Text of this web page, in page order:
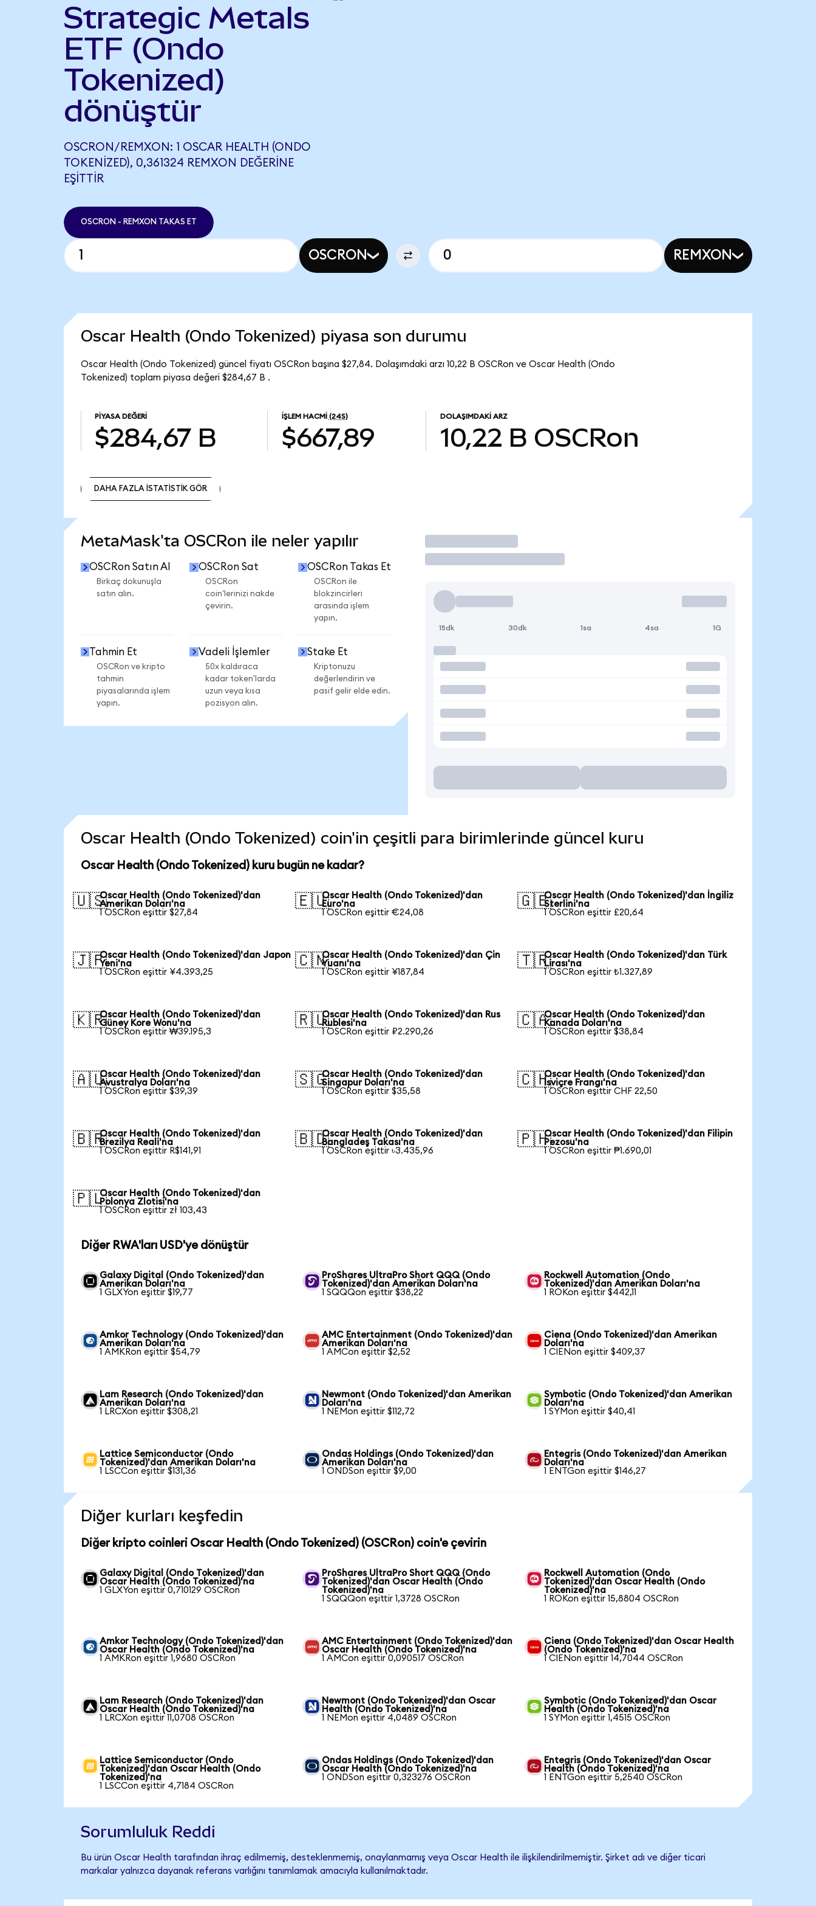
Strategic Metals
ETF (Ondo
Tokenized)
dönüştür
OSCRON/REMXON: 1 OSCAR HEALTH (ONDO
TOKENIZED), 0,361324 REMXON DEĞERINE
EŞITTIR
OSCRON - REMXON TAKAS ET
OSCRON REMXON
Oscar Health (Ondo Tokenized) piyasa son durumu
Oscar Health (Ondo Tokenized) güncel fiyatı OSCRon başına $27,84. Dolaşımdaki arzı 10,22 B OSCRon ve Oscar Health (Ondo
Tokenized) toplam piyasa değeri $284,67 B .
PIYASA DEĞERI
$284,67 B
İŞLEM HACMI (24S)
$667,89
DOLAŞIMDAKI ARZ
10,22 B OSCRon
DAHA FAZLA İSTATİSTİK GÖR
MetaMask'ta OSCRon ile neler yapılır
OSCRon Satın Al
Birkaç dokunuşla
satın alın.
OSCRon Sat
OSCRon
coin'lerinizi nakde
çevirin.
OSCRon Takas Et
OSCRon ile
blokzincirleri
arasında işlem
yapın.
Tahmin Et
OSCRon ve kripto
tahmin
piyasalarında işlem
yapın.
Vadeli İşlemler
50x kaldıraca
kadar token'larda
uzun veya kısa
pozisyon alın.
Stake Et
Kriptonuzu
değerlendirin ve
pasif gelir elde edin.
İşlem Yap
15dk 30dk 1sa 4sa 1G
Oscar Health (Ondo Tokenized) coin'in çeşitli para birimlerinde güncel kuru
Oscar Health (Ondo Tokenized) kuru bugün ne kadar?
🇺🇸Oscar Health (Ondo Tokenized)'dan
Amerikan Doları'na
1 OSCRon eşittir $27,84
🇪🇺Oscar Health (Ondo Tokenized)'dan
Euro'na
1 OSCRon eşittir €24,08
🇬🇧Oscar Health (Ondo Tokenized)'dan İngiliz
Sterlini'na
1 OSCRon eşittir £20,64
🇯🇵Oscar Health (Ondo Tokenized)'dan Japon
Yeni'na
1 OSCRon eşittir ¥4.393,25
🇨🇳Oscar Health (Ondo Tokenized)'dan Çin
Yuanı'na
1 OSCRon eşittir ¥187,84
🇹🇷Oscar Health (Ondo Tokenized)'dan Türk
Lirası'na
1 OSCRon eşittir ₺1.327,89
🇰🇷Oscar Health (Ondo Tokenized)'dan
Güney Kore Wonu'na
1 OSCRon eşittir ₩39.195,3
🇷🇺Oscar Health (Ondo Tokenized)'dan Rus
Rublesi'na
1 OSCRon eşittir ₽2.290,26
🇨🇦Oscar Health (Ondo Tokenized)'dan
Kanada Doları'na
1 OSCRon eşittir $38,84
🇦🇺Oscar Health (Ondo Tokenized)'dan
Avustralya Doları'na
1 OSCRon eşittir $39,39
🇸🇬Oscar Health (Ondo Tokenized)'dan
Singapur Doları'na
1 OSCRon eşittir $35,58
🇨🇭Oscar Health (Ondo Tokenized)'dan
İsviçre Frangı'na
1 OSCRon eşittir CHF 22,50
🇧🇷Oscar Health (Ondo Tokenized)'dan
Brezilya Reali'na
1 OSCRon eşittir R$141,91
🇧🇩Oscar Health (Ondo Tokenized)'dan
Bangladeş Takası'na
1 OSCRon eşittir ৳3.435,96
🇵🇭Oscar Health (Ondo Tokenized)'dan Filipin
Pezosu'na
1 OSCRon eşittir ₱1.690,01
🇵🇱Oscar Health (Ondo Tokenized)'dan
Polonya Zlotisi'na
1 OSCRon eşittir zł 103,43
Diğer RWA'ları USD'ye dönüştür
Galaxy Digital (Ondo Tokenized)'dan
Amerikan Doları'na
1 GLXYon eşittir $19,77
ProShares UltraPro Short QQQ (Ondo
Tokenized)'dan Amerikan Doları'na
1 SQQQon eşittir $38,22
Rockwell Automation (Ondo
Tokenized)'dan Amerikan Doları'na
1 ROKon eşittir $442,11
Amkor Technology (Ondo Tokenized)'dan
Amerikan Doları'na
1 AMKRon eşittir $54,79
AMC Entertainment (Ondo Tokenized)'dan
Amerikan Doları'na
1 AMCon eşittir $2,52
Ciena (Ondo Tokenized)'dan Amerikan
Doları'na
1 CIENon eşittir $409,37
Lam Research (Ondo Tokenized)'dan
Amerikan Doları'na
1 LRCXon eşittir $308,21
Newmont (Ondo Tokenized)'dan Amerikan
Doları'na
1 NEMon eşittir $112,72
Symbotic (Ondo Tokenized)'dan Amerikan
Doları'na
1 SYMon eşittir $40,41
Lattice Semiconductor (Ondo
Tokenized)'dan Amerikan Doları'na
1 LSCCon eşittir $131,36
Ondas Holdings (Ondo Tokenized)'dan
Amerikan Doları'na
1 ONDSon eşittir $9,00
Entegris (Ondo Tokenized)'dan Amerikan
Doları'na
1 ENTGon eşittir $146,27
Diğer kurları keşfedin
Diğer kripto coinleri Oscar Health (Ondo Tokenized) (OSCRon) coin'e çevirin
Galaxy Digital (Ondo Tokenized)'dan
Oscar Health (Ondo Tokenized)'na
1 GLXYon eşittir 0,710129 OSCRon
ProShares UltraPro Short QQQ (Ondo
Tokenized)'dan Oscar Health (Ondo
Tokenized)'na
1 SQQQon eşittir 1,3728 OSCRon
Rockwell Automation (Ondo
Tokenized)'dan Oscar Health (Ondo
Tokenized)'na
1 ROKon eşittir 15,8804 OSCRon
Amkor Technology (Ondo Tokenized)'dan
Oscar Health (Ondo Tokenized)'na
1 AMKRon eşittir 1,9680 OSCRon
AMC Entertainment (Ondo Tokenized)'dan
Oscar Health (Ondo Tokenized)'na
1 AMCon eşittir 0,090517 OSCRon
Ciena (Ondo Tokenized)'dan Oscar Health
(Ondo Tokenized)'na
1 CIENon eşittir 14,7044 OSCRon
Lam Research (Ondo Tokenized)'dan
Oscar Health (Ondo Tokenized)'na
1 LRCXon eşittir 11,0708 OSCRon
Newmont (Ondo Tokenized)'dan Oscar
Health (Ondo Tokenized)'na
1 NEMon eşittir 4,0489 OSCRon
Symbotic (Ondo Tokenized)'dan Oscar
Health (Ondo Tokenized)'na
1 SYMon eşittir 1,4515 OSCRon
Lattice Semiconductor (Ondo
Tokenized)'dan Oscar Health (Ondo
Tokenized)'na
1 LSCCon eşittir 4,7184 OSCRon
Ondas Holdings (Ondo Tokenized)'dan
Oscar Health (Ondo Tokenized)'na
1 ONDSon eşittir 0,323276 OSCRon
Entegris (Ondo Tokenized)'dan Oscar
Health (Ondo Tokenized)'na
1 ENTGon eşittir 5,2540 OSCRon
Sorumluluk Reddi
Bu ürün Oscar Health tarafından ihraç edilmemiş, desteklenmemiş, onaylanmamış veya Oscar Health ile ilişkilendirilmemiştir. Şirket adı ve diğer ticari
markalar yalnızca dayanak referans varlığını tanımlamak amacıyla kullanılmaktadır.